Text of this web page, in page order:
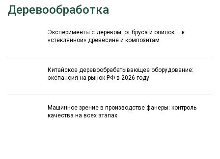
Деревообработка
Эксперименты с деревом: от бруса и опилок — к
«стеклянной» древесине и композитам
Китайское деревообрабатывающее оборудование:
экспансия на рынок РФ в 2026 году
Машинное зрение в производстве фанеры: контроль
качества на всех этапах